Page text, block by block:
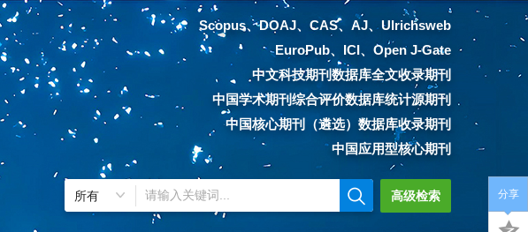
Scopus、DOAJ、CAS、AJ、Ulrichsweb
EuroPub、ICI、Open J-Gate
中文科技期刊数据库全文收录期刊
中国学术期刊综合评价数据库统计源期刊
中国核心期刊（遴选）数据库收录期刊
中国应用型核心期刊
高级检索 分享